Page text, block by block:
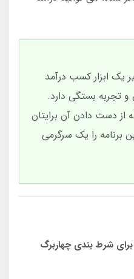
یک ابزار کسب درآمد
تجربه بستگی دارد.
از دست دادن آن برایتان
برنامه را یک سرگرمی
شرط بندی چهاربرگ